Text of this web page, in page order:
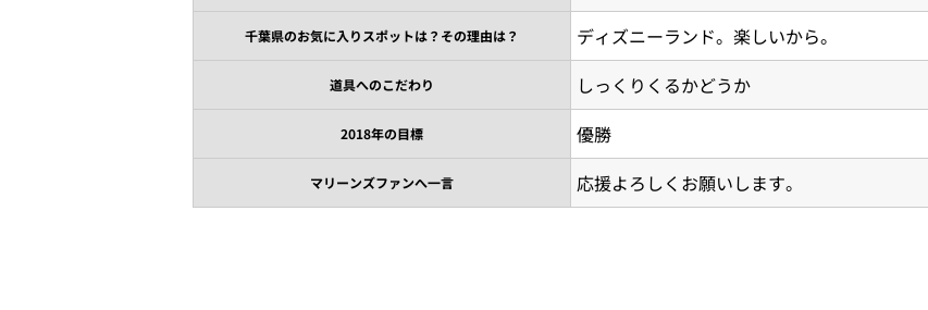
千葉県のお気に入りスポットは？その理由は？ ディズニーランド。楽しいから。
道具へのこだわり しっくりくるかどうか
2018年の目標 優勝
マリーンズファンへ一言 応援よろしくお願いします。